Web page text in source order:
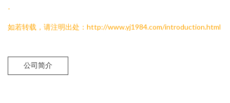
-
如若转载，请注明出处：http://www.yj1984.com/introduction.html
公司简介